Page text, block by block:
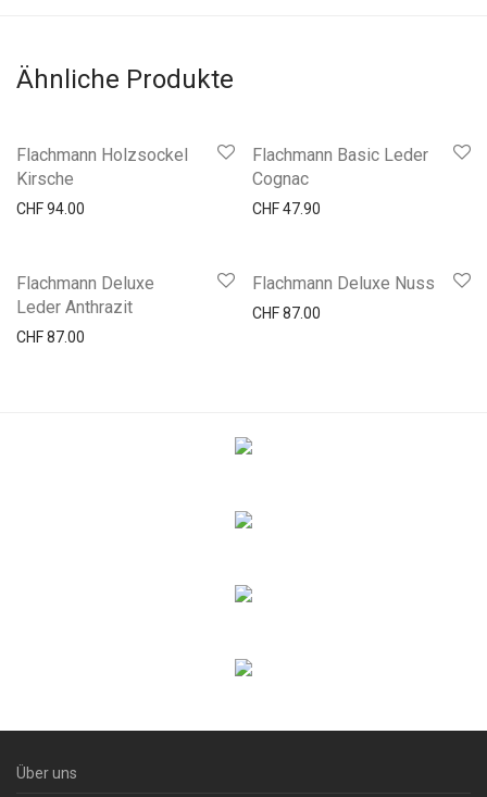
Ähnliche Produkte
Flachmann Holzsockel
Kirsche
CHF94.00
Flachmann Basic Leder
Cognac
CHF47.90
Flachmann Deluxe
Leder Anthrazit
CHF87.00
Flachmann Deluxe Nuss
CHF87.00
Über uns